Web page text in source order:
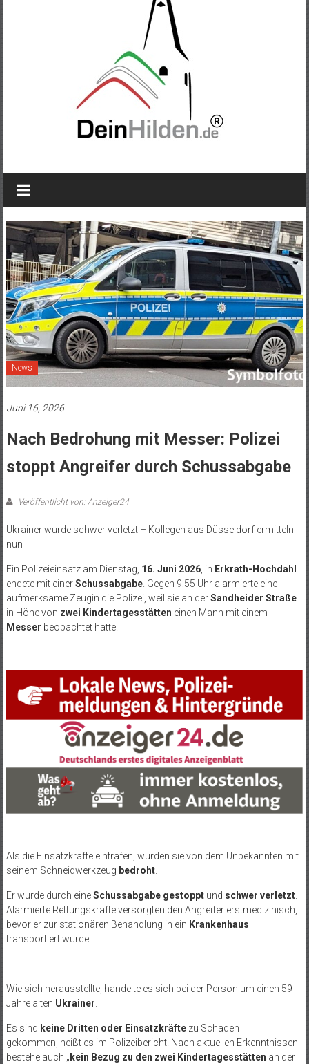
News
Juni 16, 2026
Nach Bedrohung mit Messer: Polizei
stoppt Angreifer durch Schussabgabe
Veröffentlicht von: Anzeiger24
Ukrainer wurde schwer verletzt – Kollegen aus Düsseldorf ermitteln
nun
Ein Polizeieinsatz am Dienstag, 16. Juni 2026, in Erkrath-Hochdahl
endete mit einerSchussabgabe. Gegen 9:55 Uhr alarmierte eine
aufmerksame Zeugin die Polizei, weil sie an derSandheider Straße
in Höhe von zwei Kindertagesstätten einen Mann mit einem
Messer beobachtet hatte.
Als die Einsatzkräfte eintrafen, wurden sie von dem Unbekannten mit
seinem Schneidwerkzeug bedroht.
Er wurde durch eineSchussabgabe gestopptund schwer verletzt.
Alarmierte Rettungskräfte versorgten den Angreifer erstmedizinisch,
bevor er zur stationären Behandlung in ein Krankenhaus
transportiert wurde.
Wie sich herausstellte, handelte es sich bei der Person um einen 59
Jahre alten Ukrainer.
Es sind keine Dritten oder Einsatzkräftezu Schaden
gekommen, heißt es im Polizeibericht. Nach aktuellen Erkenntnissen
bestehe auch „ kein Bezug zu den zwei Kindertagesstätten an der